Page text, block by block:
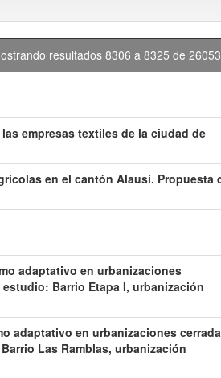
resultados 8306 a 8325 de 26053
empresas textiles de la ciudad de
en el cantón Alausí. Propuesta
adaptativo en urbanizaciones
Barrio Etapa I, urbanización
adaptativo en urbanizaciones
Las Ramblas, urbanización